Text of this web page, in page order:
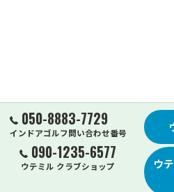
050-8883-7729
インドアゴルフ問い合わせ番号
090-1235-6577
ウテミル クラブショップ
ウ